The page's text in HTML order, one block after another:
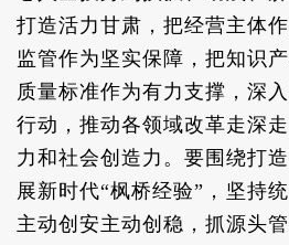
打造活力甘肃，把经营主体
监管作为坚实保障，把知识
质量标准作为有力支撑，深
行动，推动各领域改革走深
力和社会创造力。要围绕打
展新时代“枫桥经验”，坚持
主动创安主动创稳，抓源头